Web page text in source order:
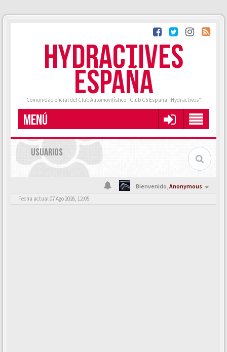
HYDRACTIVES
ESPAÑA
Comunidad oficial del Club Automovilístico "Club C5 España - Hydractives"
MENÚ
USUARIOS
Bienvenido,Anonymous
Fecha actual 07 Ago 2026, 12:05